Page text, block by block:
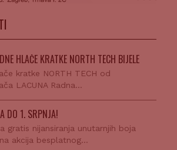
HLAČE KRATKE NORTH TECH BIJELE
kratke NORTH TECH od
LACUNA Radna…
DO 1. SRPNJA!
gratis nijansiranja unutarnjih boja
akcija besplatnog…